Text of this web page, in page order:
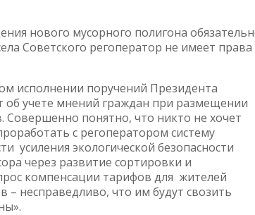
нового мусорного полигона
Советского регоператор не имеет права
исполнении поручений Президента
об учете мнений граждан при размещении
Совершенно понятно, что никто не хочет
с регоператором систему
экологической безопасности
через развитие сортировки и
компенсации тарифов для жителей
несправедливо, что им будут свозить